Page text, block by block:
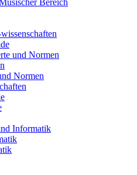
Bereich
und Normen
Normen
Informatik